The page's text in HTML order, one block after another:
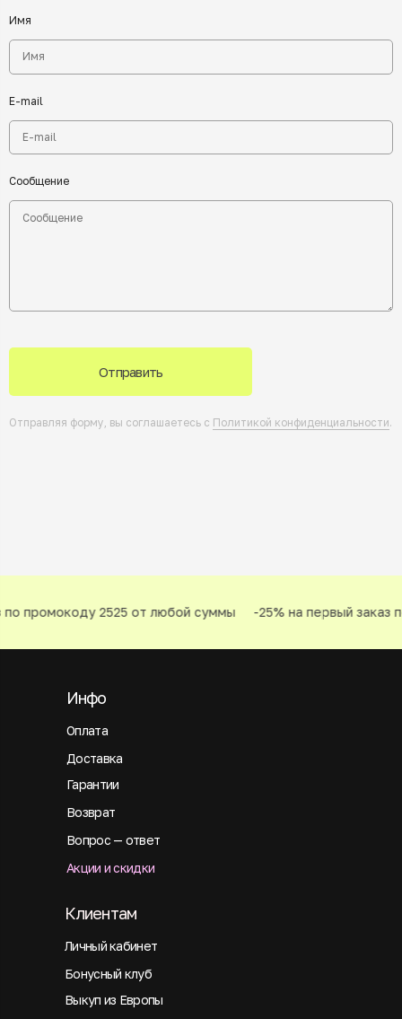
Имя
E-mail
Сообщение
Отправить
Отправляя форму, вы соглашаетесь с Политикой конфиденциальности.
промокоду 2525 от любой суммы -25% на первый заказ
Оплата
Инфо
Доставка
Гарантии
Возврат
Вопрос — ответ
Акции и скидки
Личный кабинет
Клиентам
Бонусный клуб
Выкуп из Европы